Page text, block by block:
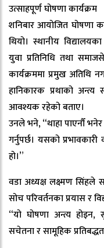
उत्साहपूर्ण घोषणा कार्यक्रम
शनिबार आयोजित घोषणा
थियो। स्थानीय
युवा प्रतिनिधि तथा
कार्यक्रममा प्रमुख अतिथि
हानिकारक प्रथाको
आवश्यक रहेको बताए।
उनले भने, “थाहा पाएनौँ
गर्नुपर्छ। यसको
हो।”
वडा अध्यक्ष लक्ष्मण सिंहले
सोच परिवर्तनका प्रयास र
“यो घोषणा अन्त्य
सचेतना र सामूहिक